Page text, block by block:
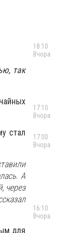
так
стал
А
через
для
18:10
Вчора
17:10
Вчора
17:00
Вчора
16:10
Вчора